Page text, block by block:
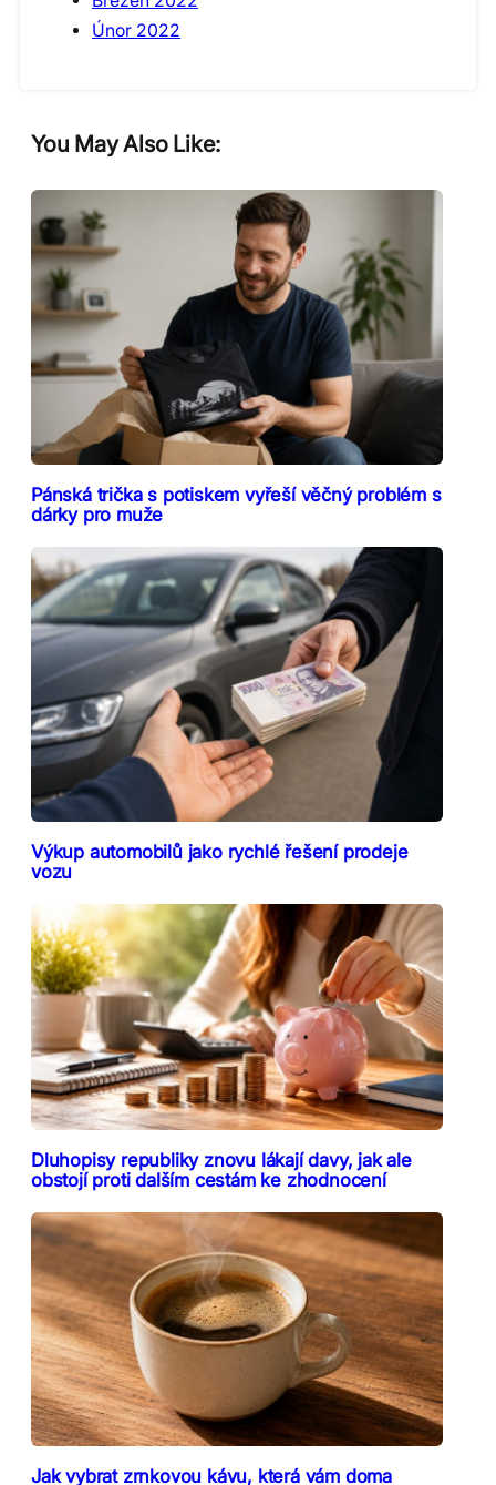
Únor 2022
You May Also Like:
Pánská trička s potiskem vyřeší věčný problém s
dárky pro muže
Výkup automobilů jako rychlé řešení prodeje
vozu
Dluhopisy republiky znovu lákají davy, jak ale
obstojí proti dalším cestám ke zhodnocení
Jak vybrat zrnkovou kávu, která vám doma